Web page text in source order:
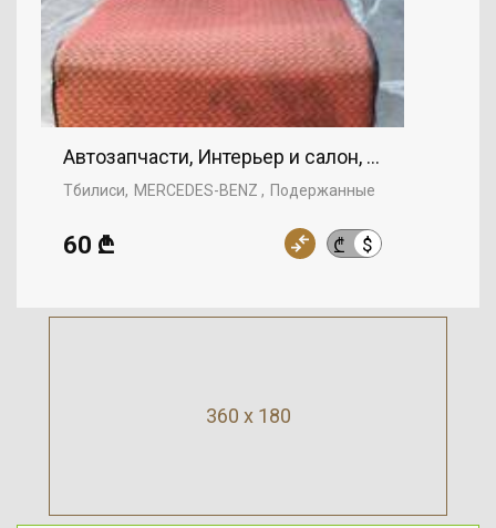
Автозапчасти, Интерьер и салон, MERCEDES-
Тбилиси MERCEDES-BENZ Подержанные
₾ $
60 ₾
360 x 180